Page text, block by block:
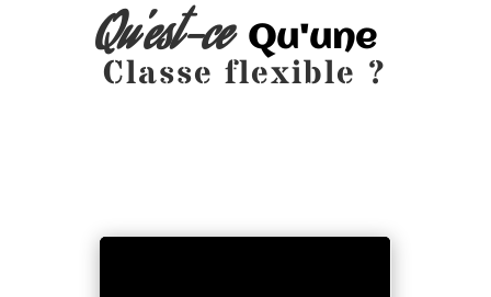
Qu'est-ce Qu'une
Classe flexible ?